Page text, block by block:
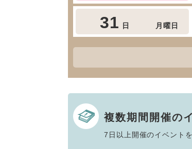
31 日 月曜日
複数期間開催の
7日以上開催のイベント